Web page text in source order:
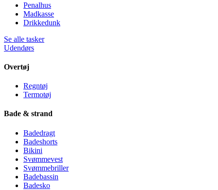
Penalhus
Madkasse
Drikkedunk
Se alle tasker
Udendørs
Overtøj
Regntøj
Termotøj
Bade & strand
Badedragt
Badeshorts
Bikini
Svømmevest
Svømmebriller
Badebassin
Badesko